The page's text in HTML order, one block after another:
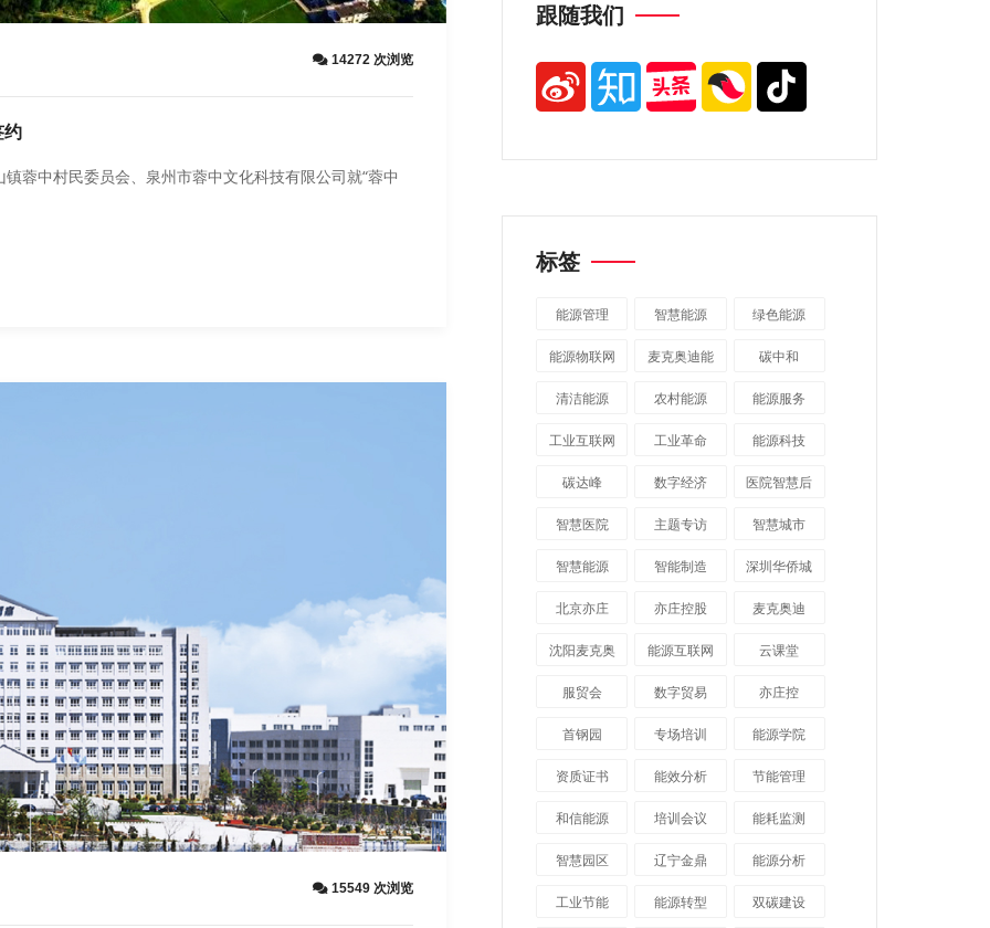
14272 次浏览
约
蓉中村民委员会、泉州市蓉中文化科技有限公司就“蓉中
15549 次浏览
跟随我们
标签
能源管理 智慧能源 绿色能源
能源物联网 麦克奥迪能
源
碳中和
清洁能源 农村能源 能源服务
工业互联网 工业革命 能源科技
碳达峰 数字经济 医院智慧后
勤
智慧医院 主题专访 智慧城市
​智慧能源 智能制造 深圳华侨城
北京亦庄 亦庄控股 麦克奥迪
沈阳麦克奥
迪
能源互联网 云课堂
服贸会 数字贸易 亦庄控
首钢园 专场培训 能源学院
资质证书 能效分析 节能管理
和信能源 培训会议 能耗监测
智慧园区 辽宁金鼎 能源分析
工业节能 能源转型 双碳建设